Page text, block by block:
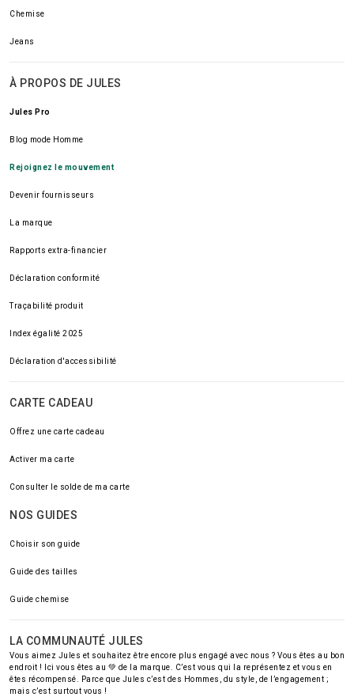
Chemise
Jeans
À PROPOS DE JULES
Jules Pro
Blog mode Homme
Rejoignez le mouvement
Devenir fournisseurs
La marque
Rapports extra-financier
Déclaration conformité
Traçabilité produit
Index égalité 2025
Déclaration d'accessibilité
CARTE CADEAU
Offrez une carte cadeau
Activer ma carte
Consulter le solde de ma carte
NOS GUIDES
Choisir son guide
Guide des tailles
Guide chemise
LA COMMUNAUTÉ JULES
Vous aimez Jules et souhaitez être encore plus engagé avec nous ? Vous êtes au bon
endroit ! Ici vous êtes au 💚 de la marque. C’est vous qui la représentez et vous en
êtes récompensé. Parce que Jules c’est des Hommes, du style, de l’engagement ;
mais c’est surtout vous !